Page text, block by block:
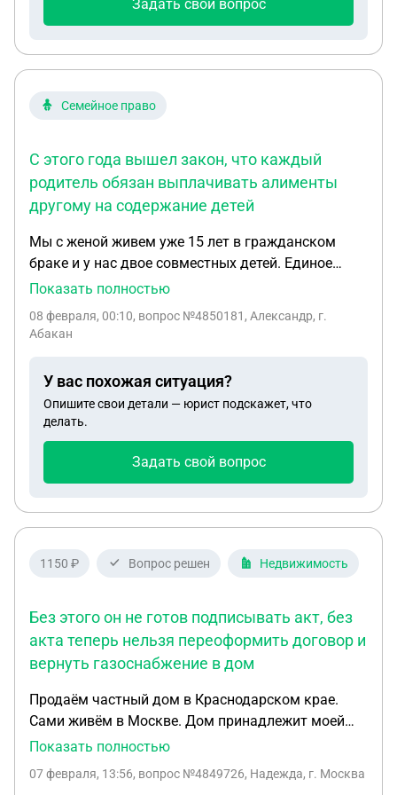
своей половинкой имущества?
Задать свой вопрос
Семейное право
С этого года вышел закон, что каждый
родитель обязан выплачивать алименты
другому на содержание детей
Мы с женой живем уже 15 лет в гражданском
браке и у нас двое совместных детей. Единое
пособие, как малоимущим нам всегда
этого года вышел закон, что каждый родитель
автоматически посчитали в доход алименты,
якобы мы их получаем. И поэтому средне
душевой доход у меня превысил на 300 рублей.
Гражданская жена пока сидит дома по уходу за
малышом, декрет закончился, но на работу не
пожалуйста, если мы сейчас зарегистрируемся,
любой момент или надо ждать 12 месяцев?
Показать полностью
08 февраля, 00:10, вопрос №4850181, Александр, г.
Абакан
У вас похожая ситуация?
Опишите свои детали — юрист подскажет, что
делать.
Задать свой вопрос
1150 ₽ Вопрос решен Недвижимость
Без этого он не готов подписывать акт, без
акта теперь нельзя переоформить договор и
вернуть газоснабжение в дом
Продаём частный дом в Краснодарском крае.
Сами живём в Москве. Дом принадлежит моей
матери (основание - договор дарения от покойной
нескольких улицах случилась авария, каким то
Показать полностью
07 февраля, 13:56, вопрос №4849726, Надежда, г. Москва